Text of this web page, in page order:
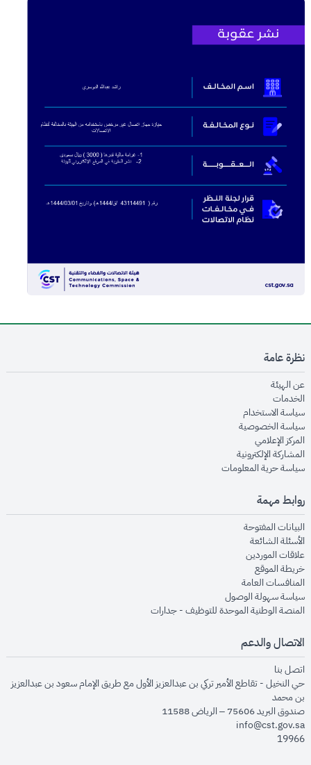
نظرة عامة
عن الهيئةopens in new window
الخدماتopens in new window
سياسة الاستخدام
سياسة الخصوصيةopens in new window
المركز الإعلاميopens in new window
المشاركة الإلكترونيةopens in new window
سياسة حرية المعلوماتopens in new window
روابط مهمة
البيانات المفتوحةopens in new window
الأسئلة الشائعةopens in new window
علاقات الموردينopens in new window
خريطة الموقعopens in new window
المنافسات العامةopens in new window
سياسة سهولة الوصولopens in new window
المنصة الوطنية الموحدة للتوظيف - جداراتopens in new window
الاتصال والدعم
اتصل بنا
حي النخيل - تقاطع الأمير تركي بن عبدالعزيز الأول مع طريق الإمام سعود بن عبدالعزيز
بن محمد
صندوق البريد 75606 – الرياض 11588
info@cst.gov.sa
19966